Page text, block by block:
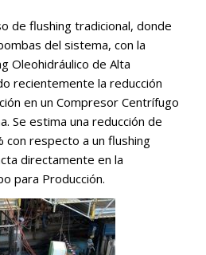
de flushing tradicional, donde
del sistema, con la
Oleohidráulico de Alta
recientemente la reducción
en un Compresor Centrífugo
Se estima una reducción de
respecto a un flushing
directamente en la
para Producción.